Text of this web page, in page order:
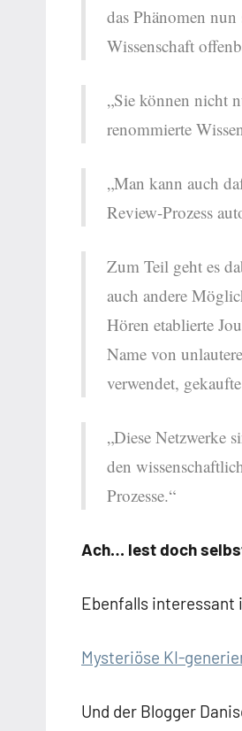
das Phänomen
Wissenschaft
„Sie können nicht
renommierte
„Man kann auch
Review-Prozess
Zum Teil geht es
auch andere
Hören etablierte
Name von
verwendet,
„Diese Netzwerke
den
Prozesse.“
Ach… lest doch
Ebenfalls interessant
Mysteriöse KI-
Und der Blogger